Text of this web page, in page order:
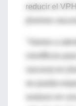
reducir el
se pueda
sostuvo en